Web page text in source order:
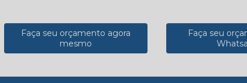
Faça seu orçamento agora
mesmo
Faça seu